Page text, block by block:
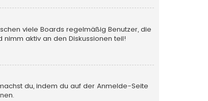
viele Boards regelmäßig Benutzer, die
aktiv an den Diskussionen teil!
du, indem du auf der Anmelde-Seite